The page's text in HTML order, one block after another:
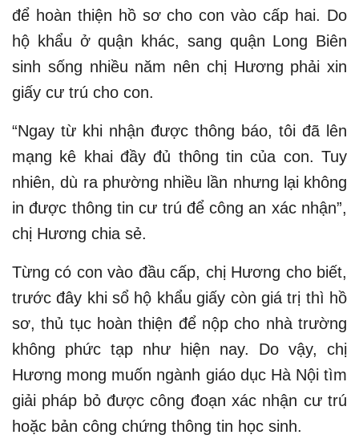
để hoàn thiện hồ sơ cho con vào cấp hai. Do
hộ khẩu ở quận khác, sang quận Long Biên
sinh sống nhiều năm nên chị Hương phải xin
giấy cư trú cho con.
“Ngay từ khi nhận được thông báo, tôi đã lên
mạng kê khai đầy đủ thông tin của con. Tuy
nhiên, dù ra phường nhiều lần nhưng lại không
in được thông tin cư trú để công an xác nhận”,
chị Hương chia sẻ.
Từng có con vào đầu cấp, chị Hương cho biết,
trước đây khi sổ hộ khẩu giấy còn giá trị thì hồ
sơ, thủ tục hoàn thiện để nộp cho nhà trường
không phức tạp như hiện nay. Do vậy, chị
Hương mong muốn ngành giáo dục Hà Nội tìm
giải pháp bỏ được công đoạn xác nhận cư trú
hoặc bản công chứng thông tin học sinh.